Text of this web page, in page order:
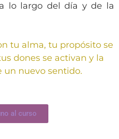
lo largo del día y de la
tu alma, tu propósito se
dones se activan y la
un nuevo sentido.
al curso